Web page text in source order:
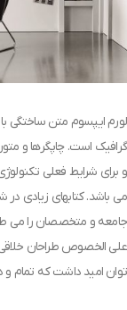
لورم ایپسوم متن ساختگی
گرافیک است. چاپگرها و
و برای شرایط فعلی
می باشد. کتابهای زیادی
جامعه و متخصصان را می
علی الخصوص طراحان
توان امید داشت که تمام و